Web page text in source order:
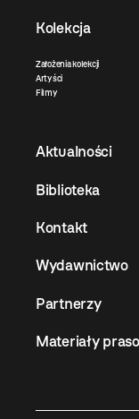
Kolekcja
Założenia kolekcji
Artyści
Filmy
Aktualności
Biblioteka
Kontakt
Wydawnictwo
Partnerzy
Materiały